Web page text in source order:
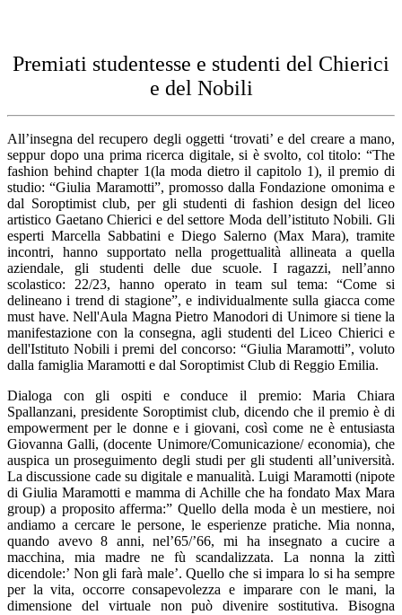
Premiati studentesse e studenti del Chierici
e del Nobili
All’insegna del recupero degli oggetti ‘trovati’ e del creare a mano,
seppur dopo una prima ricerca digitale, si è svolto, col titolo: “The
fashion behind chapter 1(la moda dietro il capitolo 1), il premio di
studio: “Giulia Maramotti”, promosso dalla Fondazione omonima e
dal Soroptimist club, per gli studenti di fashion design del liceo
artistico Gaetano Chierici e del settore Moda dell’istituto Nobili. Gli
esperti Marcella Sabbatini e Diego Salerno (Max Mara), tramite
incontri, hanno supportato nella progettualità allineata a quella
aziendale, gli studenti delle due scuole. I ragazzi, nell’anno
scolastico: 22/23,hanno operato in team sul tema: “Come si
delineano i trend di stagione”, e individualmente sulla giacca come
must have. Nell'Aula Magna Pietro Manodori di Unimore si tiene la
manifestazione con la consegna, agli studenti del Liceo Chierici e
dell'Istituto Nobili i premi del concorso: “Giulia Maramotti”, voluto
dalla famiglia Maramotti e dal Soroptimist Club di Reggio Emilia.
Dialoga con gli ospiti e conduce il premio: Maria Chiara
Spallanzani, presidente Soroptimist club, dicendo che il premio è di
empowerment per le donne e i giovani, così come ne è entusiasta
Giovanna Galli, (docente Unimore/Comunicazione/ economia), che
auspica un proseguimento degli studi per gli studenti all’università.
La discussione cade su digitale e manualità.Luigi Maramotti (nipote
di Giulia Maramotti e mamma di Achille che ha fondato Max Mara
group) a proposito afferma:” Quello della moda è un mestiere, noi
andiamo a cercare le persone, le esperienze pratiche. Mia nonna,
quando avevo 8 anni, nel’65/’66, mi ha insegnato a cucire a
macchina, mia madre ne fù scandalizzata. La nonna la zittì
dicendole:’ Non gli farà male’. Quello che si impara lo si ha sempre
per la vita, occorre consapevolezza e imparare con le mani, la
dimensione del virtuale non può divenire sostitutiva. Bisogna